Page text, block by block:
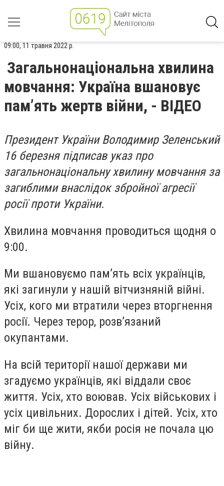
09:00, 11 травня 2022 р.
Загальнонаціональна хвилина
мовчання: Україна вшановує
пам’ять жертв війни, - ВІДЕО
Президент України Володимир Зеленський
16 березня підписав указ про
загальнонаціональну хвилину мовчання за
загиблими внаслідок збройної агресії
росії проти України.
Хвилина мовчання проводиться щодня о
9:00.
Ми вшановуємо памʼять всіх українців,
які загинули у нашій вітчизняній війні.
Усіх, кого ми втратили через вторгнення
росії. Через терор, розвʼязаний
окупантами.
На всій території нашої держави ми
згадуємо українців, які віддали своє
життя. Усіх, хто воював. Усіх військових і
усіх цивільних. Дорослих і дітей. Усіх, хто
міг би ще жити, якби росія не почала цю
війну.